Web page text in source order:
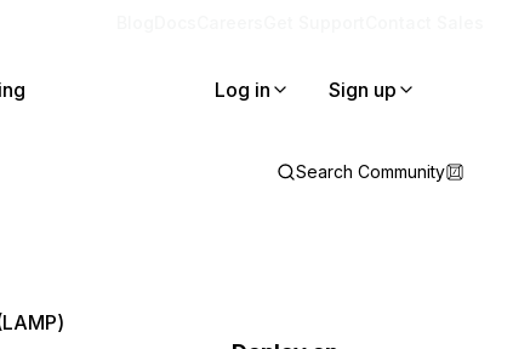
Log in Sign up
Search Community